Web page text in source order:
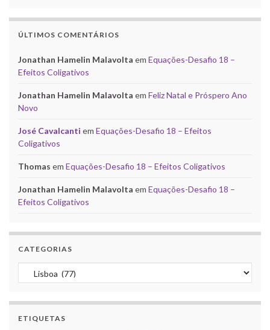
ÚLTIMOS COMENTÁRIOS
Jonathan Hamelin Malavolta em Equações-Desafio 18 –
Efeitos Coligativos
Jonathan Hamelin Malavolta em Feliz Natal e Próspero Ano
Novo
José Cavalcanti em Equações-Desafio 18 – Efeitos
Coligativos
Thomas em Equações-Desafio 18 – Efeitos Coligativos
Jonathan Hamelin Malavolta em Equações-Desafio 18 –
Efeitos Coligativos
CATEGORIAS
Categorias
ETIQUETAS